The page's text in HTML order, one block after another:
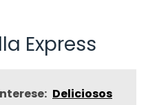
Express
Deliciosos